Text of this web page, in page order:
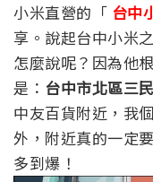
小米直營的「 台中
享。說起台中小米
怎麼說呢？因為他
是： 台中市北區三
中友百貨附近，我
外，附近真的一定
多到爆！